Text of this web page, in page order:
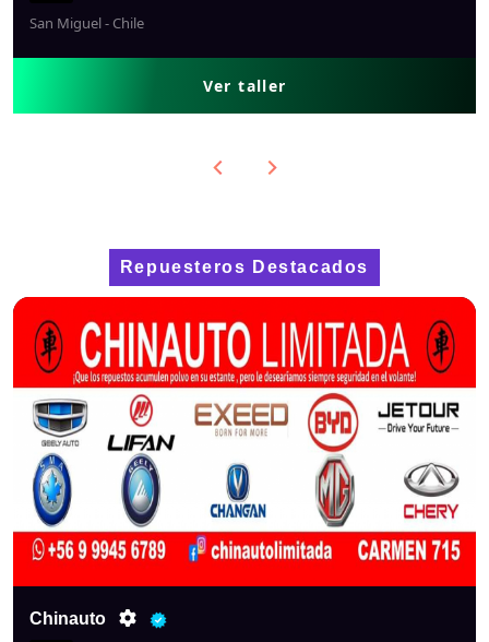
San Miguel - Chile
Ver taller
Repuesteros Destacados
Tecnicar